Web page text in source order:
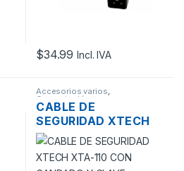
$34.99 Incl. IVA
Accesorios varios,
Computación
CABLE DE
SEGURIDAD XTECH
XTA-110 CON
CANDADO Y CLAVE